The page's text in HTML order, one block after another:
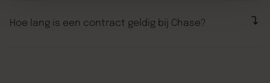
een paar maanden later, niets anders dan lof over de
manier waarop ze de veranderingen hebben
Hoe lang is een contract geldig bij Chase?